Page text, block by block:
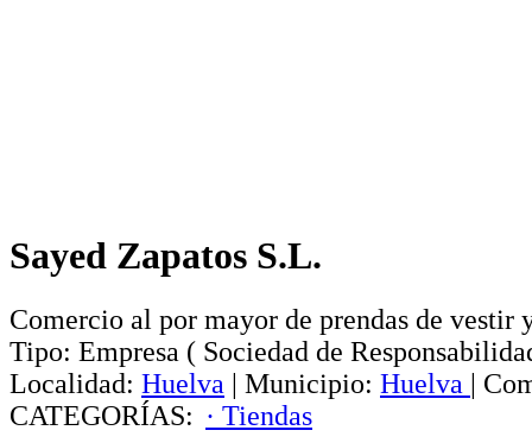
Sayed Zapatos S.L.
Comercio al por mayor de prendas de vestir
Tipo: Empresa ( Sociedad de
Localidad: Huelva | Municipio: Huelva |
CATEGORÍAS: · Tiendas